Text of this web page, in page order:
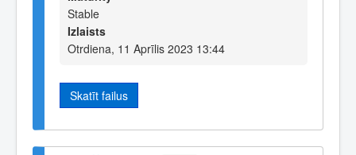
Stable
Izlaists
Otrdiena, 11 Aprīlis 2023 13:44
Skatīt failus